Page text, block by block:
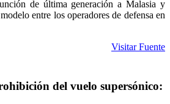
de última generación a Malasia y
entre los operadores de defensa en
Visitar Fuente
del vuelo supersónico: